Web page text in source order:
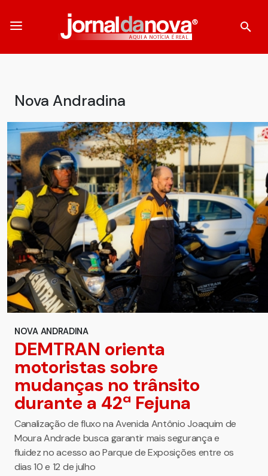
Nova Andradina
NOVA ANDRADINA
DEMTRAN orienta
motoristas sobre
mudanças no trânsito
durante a 42ª Fejuna
Canalização de fluxo na Avenida Antônio Joaquim de
Moura Andrade busca garantir mais segurança e
fluidez no acesso ao Parque de Exposições entre os
dias 10 e 12 de julho